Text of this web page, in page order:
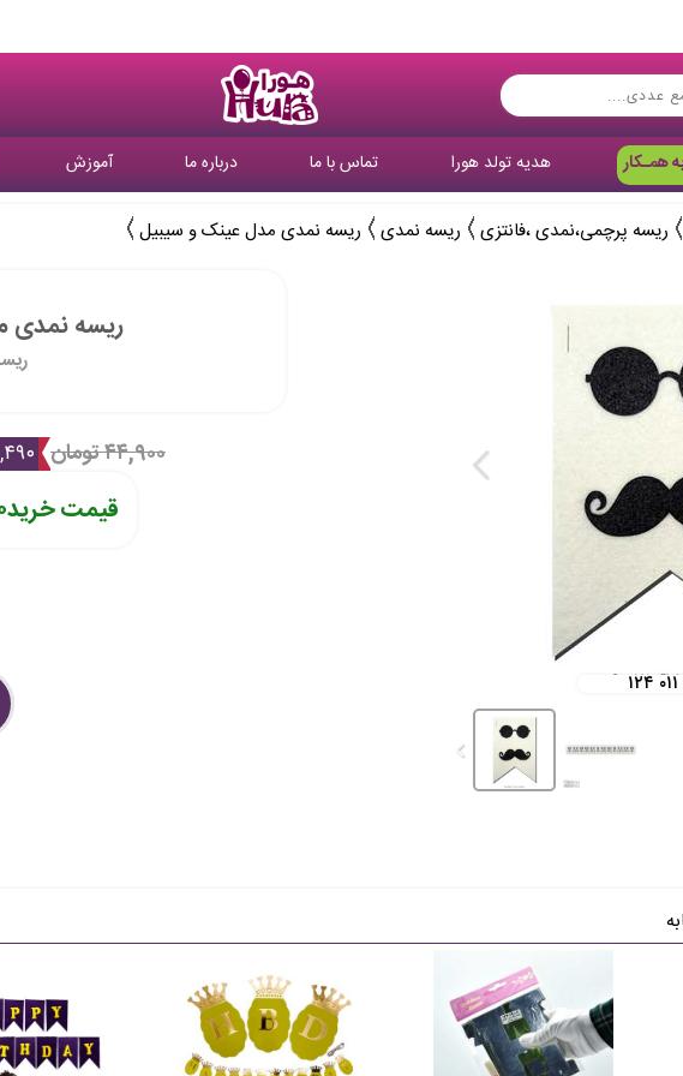
همـکار هدیه تولد هورا تماس با ما درباره ما آموزش
ریسه پرچمی،نمدی ،فانتزی ریسه نمدی ریسه نمدی مدل عینک و سیبیل
۰۱۳
ریسه نمدی
قیمت خرید
۴۴,۹۰۰ تومان ۴,۴۹۰